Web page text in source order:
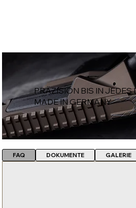
PRÄZISION BIS IN JEDES
MADE IN GERMANY
FAQ DOKUMENTE GALERIE